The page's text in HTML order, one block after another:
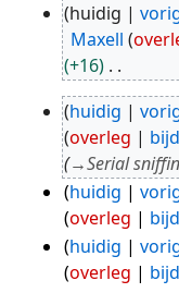
10
nov
2016
huidig
Maxell
+16
G
e
e
n
b
e
w
e
8
nov
2016
huidig
overleg
→Serial
huidig
overleg
G
e
huidig
overleg